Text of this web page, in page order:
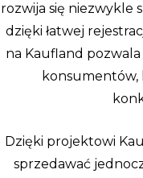
rozwija się niezwykle
dzięki łatwej
na Kaufland
konsumentów,
Dzięki projektowi
sprzedawać